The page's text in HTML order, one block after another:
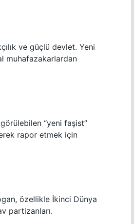
ve güçlü devlet. Yeni
muhafazakarlardan
“yeni faşist”
rapor etmek için
özellikle İkinci Dünya
partizanları.